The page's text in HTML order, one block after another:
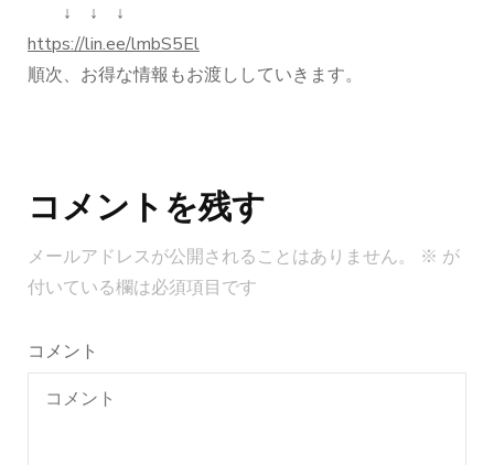
↓ ↓ ↓
https://lin.ee/lmbS5El
順次、お得な情報もお渡ししていきます。
稿
ナ
ビ
ゲ
シ
ョ
ン
コメントを残す
メールアドレスが公開されることはありません。 ※ が
付いている欄は必須項目です
コメント